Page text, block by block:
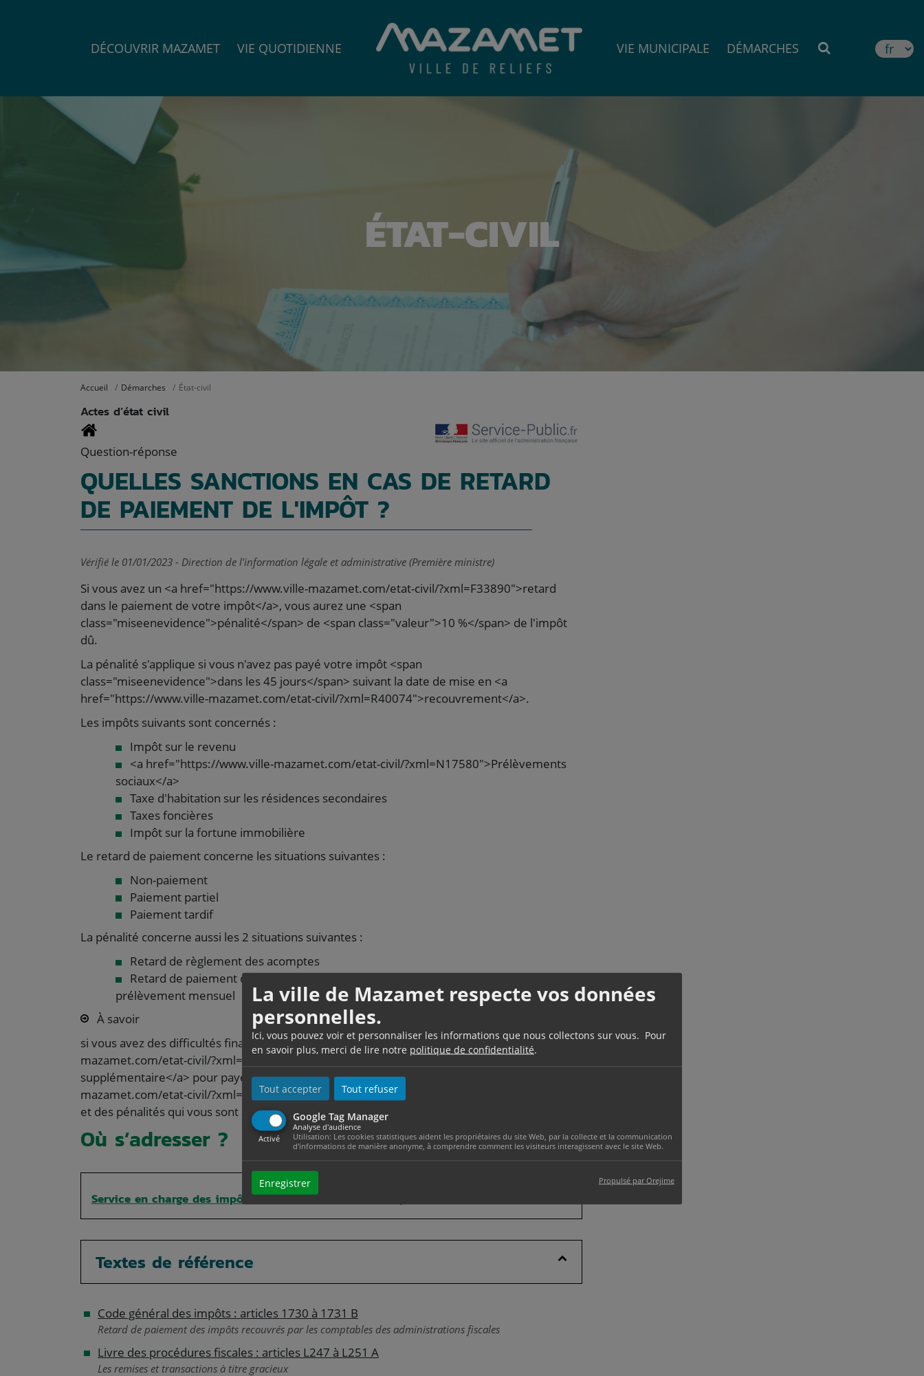
La ville de Mazamet respecte vos données
personnelles.
Ici, vous pouvez voir et personnaliser les informations que nous collectons sur vous. Pour
en savoir plus, merci de lire notre politique de confidentialité.
Tout accepter Tout refuser
Google Tag Manager
Activé
Analyse d'audience
Utilisation: Les cookies statistiques aident les propriétaires du site Web, par la collecte et la communication
d'informations de manière anonyme, à comprendre comment les visiteurs interagissent avec le site Web.
Enregistrer Propulsé par Orejime
DÉCOUVRIR MAZAMET VIE QUOTIDIENNE VIE MUNICIPALE DÉMARCHES MOTEUR DE
ÉTAT-CIVIL
Accueil Démarches État-civil
Actes d’état civil
Question-réponse
QUELLES SANCTIONS EN CAS DE RETARD
DE PAIEMENT DE L'IMPÔT ?
Vérifié le 01/01/2023 - Direction de l'information légale et administrative (Première ministre)
Si vous avez un <a href="https://www.ville-mazamet.com/etat-civil/?xml=F33890">retard
dans le paiement de votre impôt</a>, vous aurez une <span
class="miseenevidence">pénalité</span> de <span class="valeur">10 %</span> de l'impôt
dû.
La pénalité s'applique si vous n'avez pas payé votre impôt <span
class="miseenevidence">dans les 45 jours</span> suivant la date de mise en <a
href="https://www.ville-mazamet.com/etat-civil/?xml=R40074">recouvrement</a>.
Les impôts suivants sont concernés :
Impôt sur le revenu
<a href="https://www.ville-mazamet.com/etat-civil/?xml=N17580">Prélèvements
sociaux</a>
Taxe d'habitation sur les résidences secondaires
Taxes foncières
Impôt sur la fortune immobilière
Le retard de paiement concerne les situations suivantes :
Non-paiement
Paiement partiel
Paiement tardif
La pénalité concerne aussi les 2 situations suivantes :
Retard de règlement des acomptes
Retard de paiement des échéances non réglées si vous avez opté pour le
prélèvement mensuel
À savoir
si vous avez des difficultés financières, vous pouvez <a href="https://www.ville-
mazamet.com/etat-civil/?xml=F3124">demander à l'administration fiscale un délai
supplémentaire</a> pour payer. Elle peut aussi vous accorder une <a href="https://www.ville-
mazamet.com/etat-civil/?xml=R38237">remise gracieuse</a>, totale ou partielle, de l'impôt
et des pénalités qui vous sont appliquées.
Où s’adresser ?
Service en charge des impôts (trésorerie, service des impôts...)
Textes de référence
Code général des impôts : articles 1730 à 1731 B
Retard de paiement des impôts recouvrés par les comptables des administrations fiscales
Livre des procédures fiscales : articles L247 à L251 A
Les remises et transactions à titre gracieux